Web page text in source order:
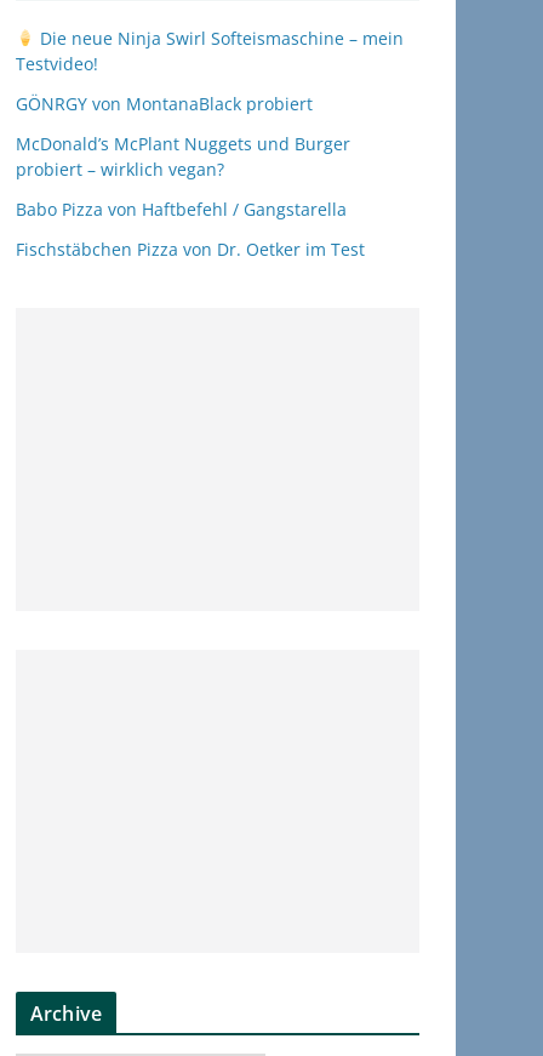
Die neue Ninja Swirl Softeismaschine – mein
Testvideo!
GÖNRGY von MontanaBlack probiert
McDonald’s McPlant Nuggets und Burger
probiert – wirklich vegan?
Babo Pizza von Haftbefehl / Gangstarella
Fischstäbchen Pizza von Dr. Oetker im Test
Archive